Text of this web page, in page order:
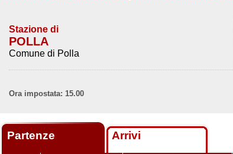
Stazione di
POLLA
Comune di Polla
Ora impostata: 15.00
Partenze Arrivi